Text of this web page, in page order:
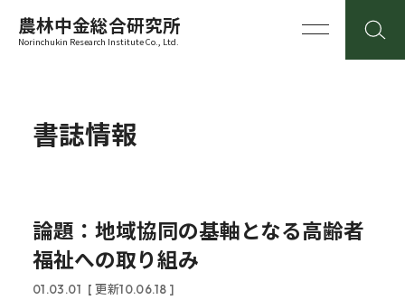
農林中金総合研究所
Norinchukin Research Institute Co., Ltd.
書誌情報
論題：地域協同の基軸となる高齢者
福祉への取り組み
01.03.01 [ 更新10.06.18 ]